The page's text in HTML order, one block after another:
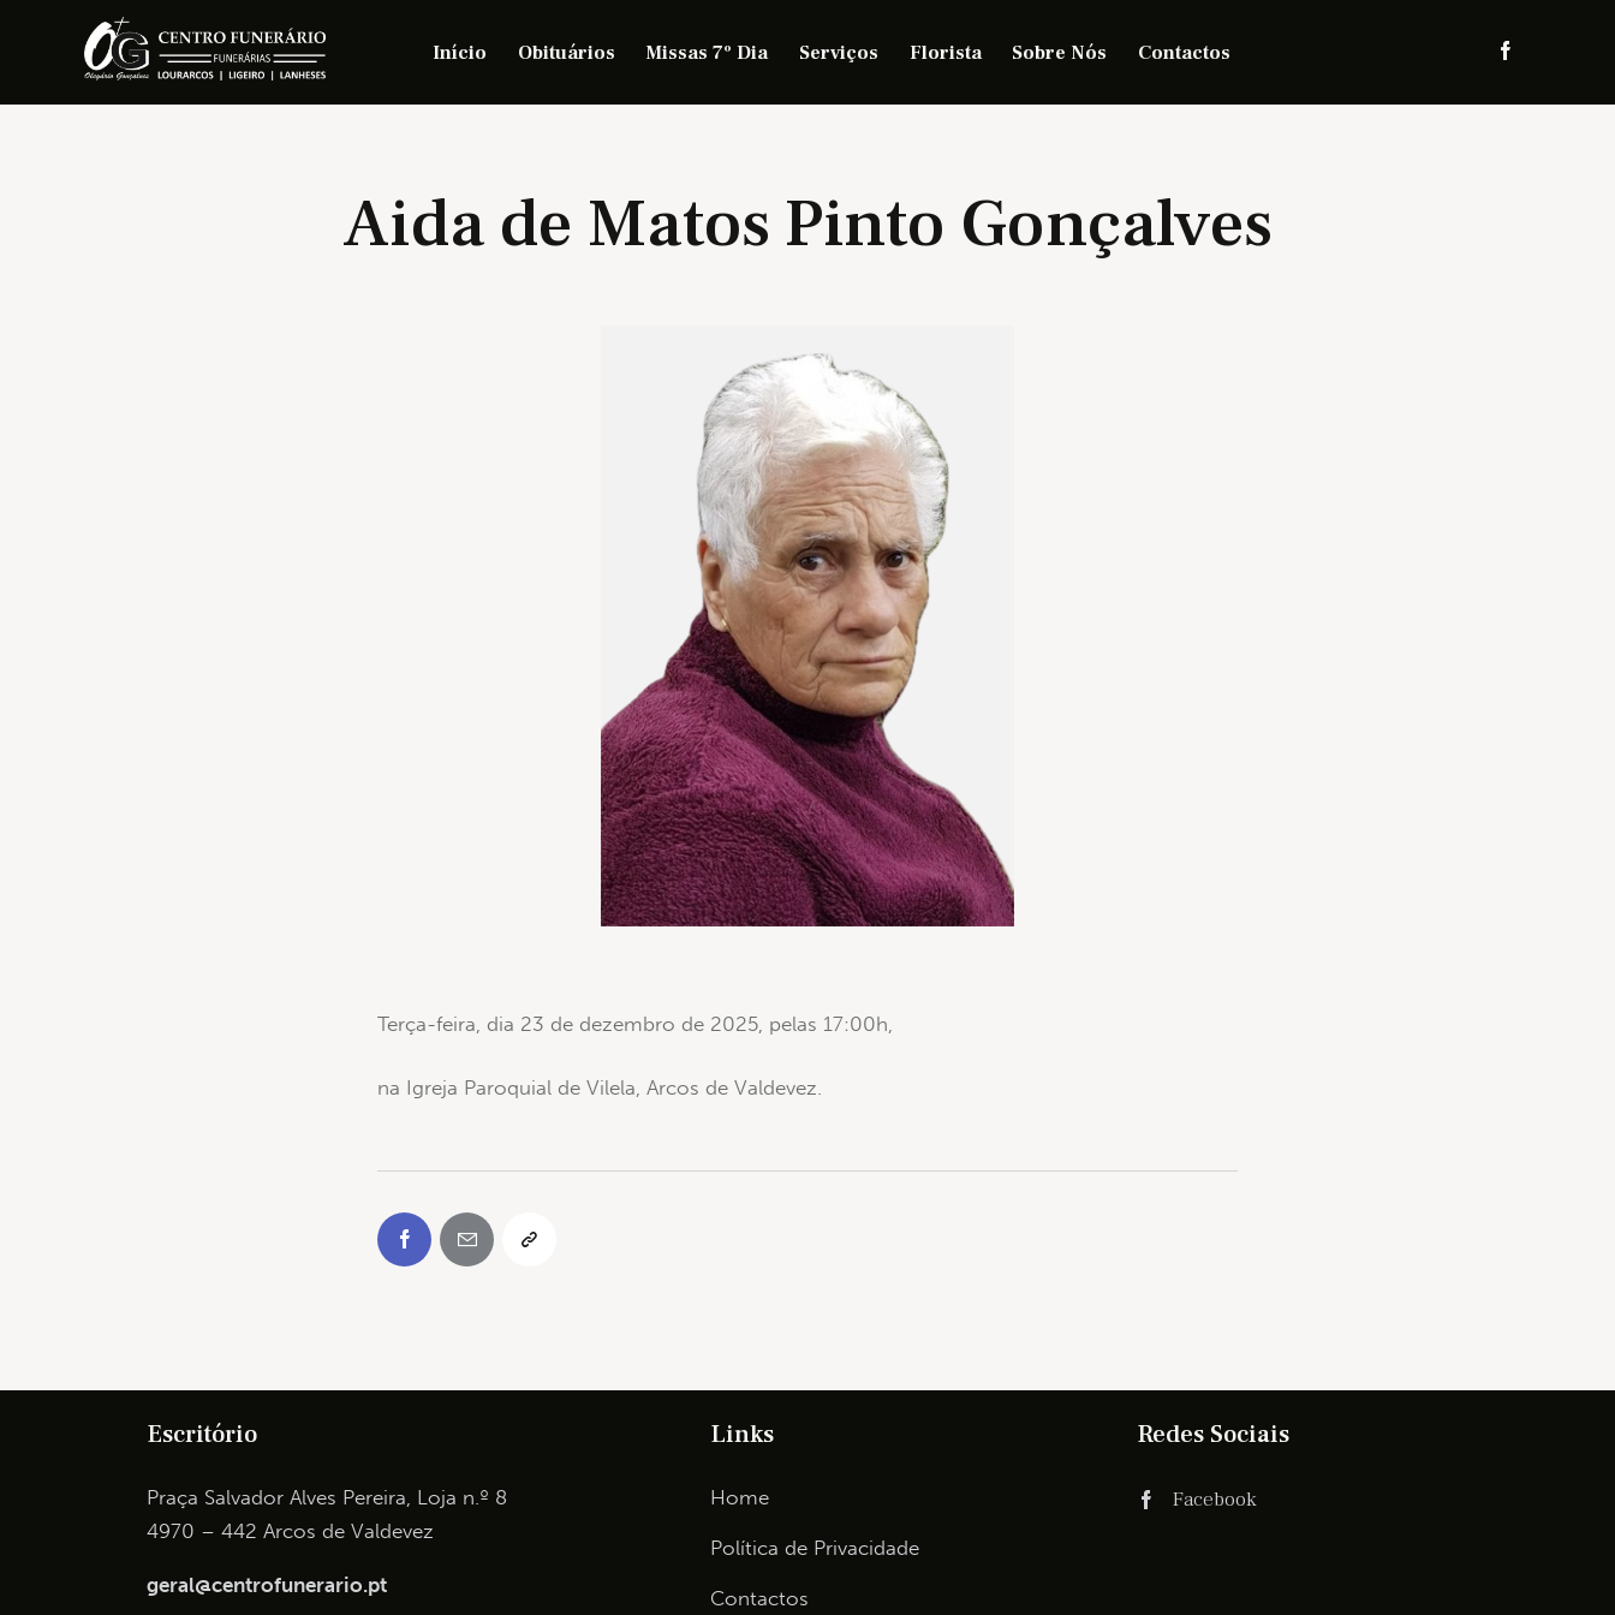
Início Obituários Missas 7º Dia Serviços Florista Sobre Nós Contactos
Aida de Matos Pinto Gonçalves
Terça-feira, dia 23 de dezembro de 2025, pelas 17:00h,
na Igreja Paroquial de Vilela, Arcos de Valdevez.
Escritório
Praça Salvador Alves Pereira, Loja n.º 8
4970 – 442 Arcos de Valdevez
geral@centrofunerario.pt
Links
Home
Política de Privacidade
Contactos
Redes Sociais
Facebook